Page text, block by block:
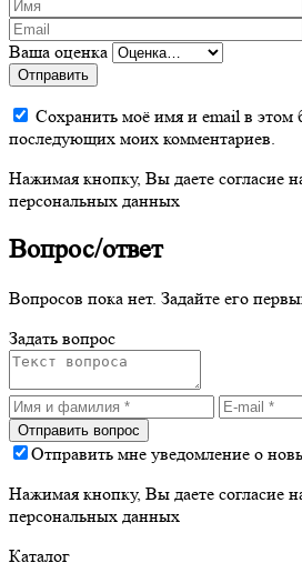
Ваша оценка
Отправить
Сохранить моё имя и email в этом
последующих моих комментариев.
Нажимая кнопку, Вы даете согласие
персональных данных
Вопрос/ответ
Вопросов пока нет. Задайте его
Задать вопрос
Отправить мне уведомление о
Нажимая кнопку, Вы даете согласие
персональных данных
Каталог